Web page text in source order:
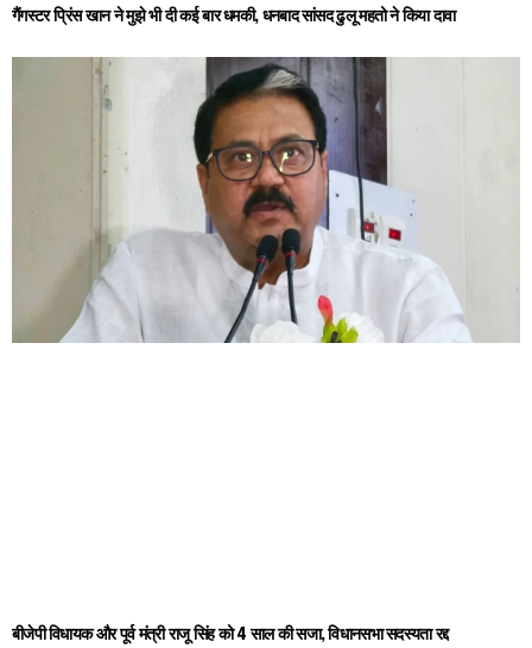
गैंगस्टर प्रिंस खान ने मुझे भी दी कई बार धमकी, धनबाद सांसद ढुलू महतो ने किया दावा
बीजेपी विधायक और पूर्व मंत्री राजू सिंह को 4 साल की सजा, विधानसभा सदस्यता रद्द